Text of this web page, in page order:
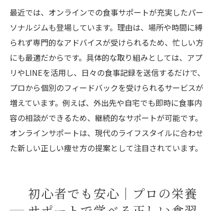
最近では、オンラインでの食事サポートが充実したパー
ソナルジムも登場しています。理由は、場所や時間に縛
られず専門的なアドバイスが受けられるため、忙しい方
にも最適だからです。具体的な取り組みとしては、アプ
リやLINEを活用し、日々の食事記録を送信するだけで、
プロから個別のフィードバックを受けられるサービスが
増えています。例えば、外出先や自宅でも即時に食事内
容の相談ができるため、継続的なサポートが可能です。
オンラインサポートは、現代のライフスタイルに合わせ
た新しい正しい痩せ方の提案として注目されています。
初心者でも安心｜プロの栄養